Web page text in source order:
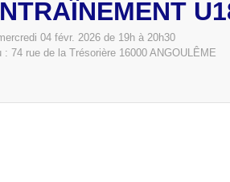
04 févr. 2026 de 19h à 20h30
: 74 rue de la Trésorière 16000 ANGOULÊME